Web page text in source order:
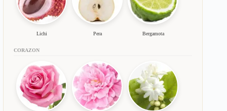
Lichi Pera Bergamota
CORAZON